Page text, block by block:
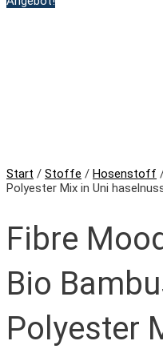
Start / Stoffe / Hosenstoff
Polyester Mix in Uni
Fibre
Bio
Polyester